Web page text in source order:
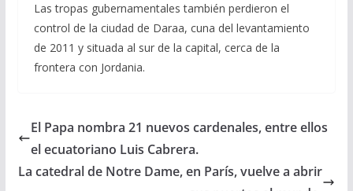
Las tropas gubernamentales también perdieron el
control de la ciudad de Daraa, cuna del levantamiento
de 2011 y situada al sur de la capital, cerca de la
frontera con Jordania.
El Papa nombra 21 nuevos cardenales, entre ellos
el ecuatoriano Luis Cabrera.
La catedral de Notre Dame, en París, vuelve a abrir